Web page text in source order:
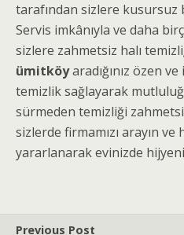
tarafından sizlere kusursuz
Servis imkânıyla ve daha
sizlere zahmetsiz halı
ümitköyaradığınız özen
temizlik sağlayarak
sürmeden temizliği
sizlerde firmamızı arayın
yararlanarak evinizde
Previous Post